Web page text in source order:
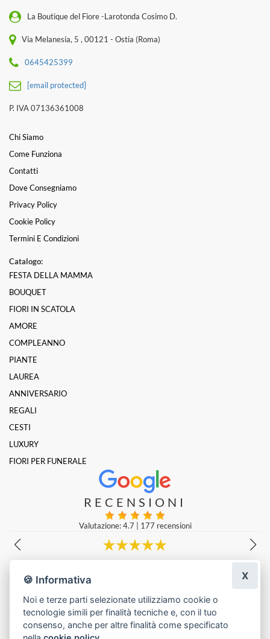
La Boutique del Fiore -Larotonda Cosimo D.
Via Melanesia, 5 , 00121 - Ostia (Roma)
0645425399
[email protected]
P. IVA 07136361008
Chi Siamo
Come Funziona
Contatti
Dove Consegniamo
Privacy Policy
Cookie Policy
Termini E Condizioni
Catalogo:
FESTA DELLA MAMMA
BOUQUET
FIORI IN SCATOLA
AMORE
COMPLEANNO
PIANTE
LAUREA
ANNIVERSARIO
REGALI
CESTI
LUXURY
FIORI PER FUNERALE
RECENSIONI
Valutazione: 4.7 177 recensioni
Emanuele Lucà
Lascia una recensione
🍪 Informativa
Noi e terze parti selezionate utilizziamo cookie o
tecnologie simili per finalità tecniche e, con il tuo
consenso, anche per altre finalità come specificato
X